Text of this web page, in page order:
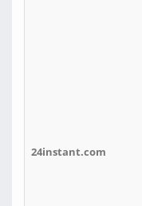
24instant.com